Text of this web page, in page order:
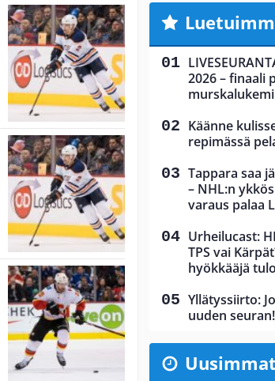
2026 – finaali
Käänne
repimässä
Tappara saa
– NHL:n
varaus palaa
Urheilucast:
TPS vai
hyökkääjä
Yllätyssiirto:
uuden seuran!
Uusimmat